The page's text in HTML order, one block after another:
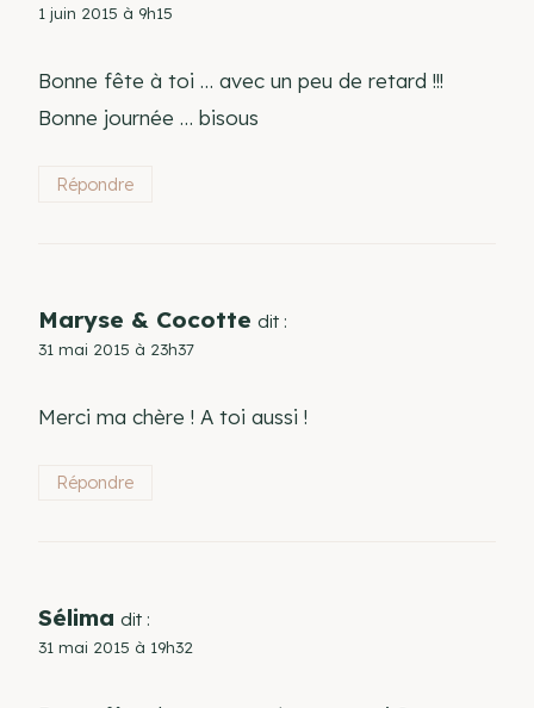
1 juin 2015 à 9h15
Bonne fête à toi … avec un peu de retard !!!
Bonne journée … bisous
Répondre
Maryse & Cocotte dit :
31 mai 2015 à 23h37
Merci ma chère ! A toi aussi !
Répondre
Sélima dit :
31 mai 2015 à 19h32